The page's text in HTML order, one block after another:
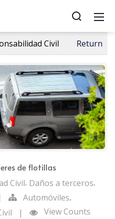
Civil Return
de flotillas
Civil, Daños a terceros,
Automóviles,
|
View Counts